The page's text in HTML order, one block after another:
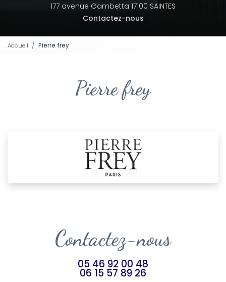
177 avenue Gambetta 17100 SAINTES
Contactez-nous
Accueil Pierre frey
Pierre frey
Contactez-nous
05 46 92 00 48
06 15 57 89 26